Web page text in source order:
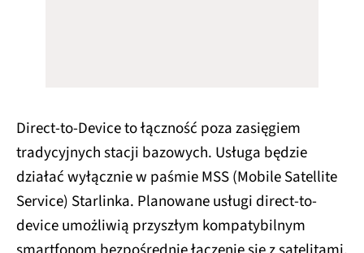
Direct-to-Device to łączność poza zasięgiem
tradycyjnych stacji bazowych. Usługa będzie
działać wyłącznie w paśmie MSS (Mobile Satellite
Service) Starlinka. Planowane usługi direct-to-
device umożliwią przyszłym kompatybilnym